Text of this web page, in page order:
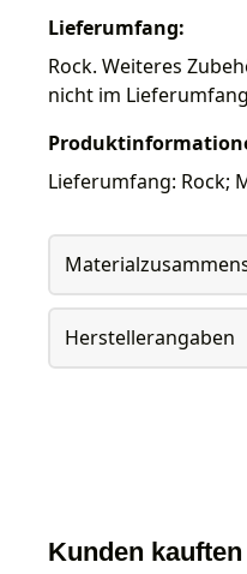
Lieferumfang:
Rock. Weiteres
nicht im
Lieferumfang: Rock;
Herstellerangaben
Kunden